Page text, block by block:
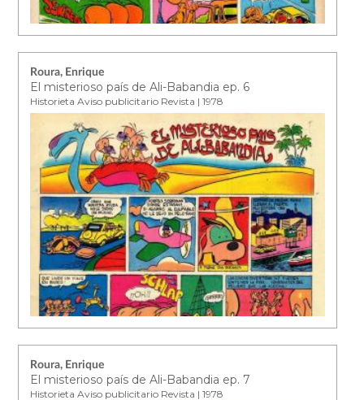
Roura, Enrique
El misterioso país de Ali-Babandia ep. 6
Historieta Aviso publicitario Revista | 1978
Roura, Enrique
El misterioso país de Ali-Babandia ep. 7
Historieta Aviso publicitario Revista | 1978